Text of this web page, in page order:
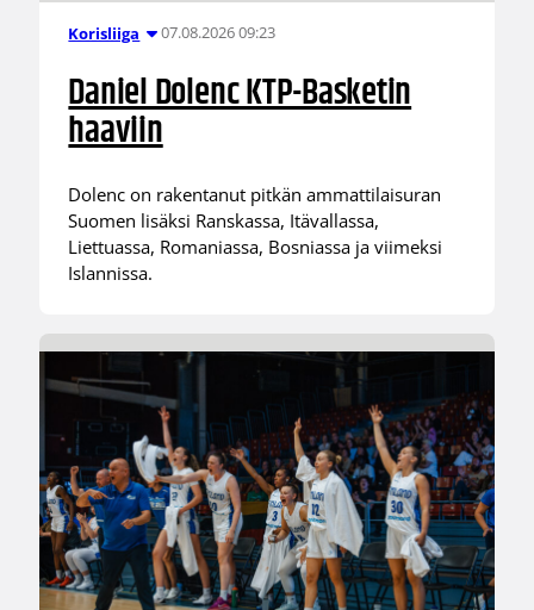
Korisliiga 07.08.2026 09:23
Daniel Dolenc KTP-Basketin
haaviin
Dolenc on rakentanut pitkän ammattilaisuran
Suomen lisäksi Ranskassa, Itävallassa,
Liettuassa, Romaniassa, Bosniassa ja viimeksi
Islannissa.